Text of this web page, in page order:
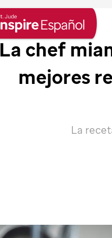
La chef
mejores
La